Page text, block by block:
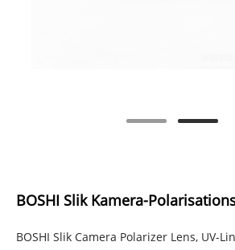
BOSHI Slik Kamera-
BOSHI Slik Camera Polarizer Lens, UV-